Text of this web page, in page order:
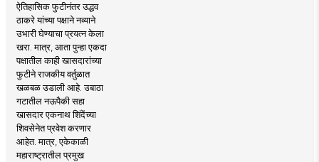
ऐतिहासिक फुटीनंतर उद्धव
ठाकरे यांच्या पक्षाने नव्याने
उभारी घेण्याचा प्रयत्न केला
खरा. मात्र, आता पुन्हा एकदा
पक्षातील काही खासदारांच्या
फुटीने राजकीय वर्तुळात
खळबळ उडाली आहे. उबाठा
गटातील नऊपैकी सहा
खासदार एकनाथ शिंदेंच्या
शिवसेनेत प्रवेश करणार
आहेत. मात्र, एकेकाळी
महाराष्ट्रातील प्रमुख